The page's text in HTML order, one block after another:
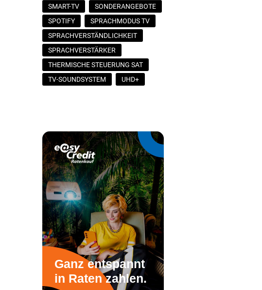
SMART-TV
SONDERANGEBOTE
SPOTIFY
SPRACHMODUS TV
SPRACHVERSTÄNDLICHKEIT
SPRACHVERSTÄRKER
THERMISCHE STEUERUNG SAT
TV-SOUNDSYSTEM
UHD+